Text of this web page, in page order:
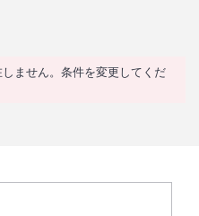
ません。条件を変更してくだ